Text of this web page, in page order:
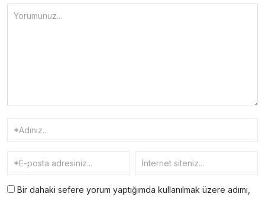
Bir dahaki sefere yorum yaptığımda kullanılmak üzere adımı,